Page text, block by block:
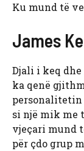
Ku mund të
James
Djali i keq dhe
ka qenë
personalitetin
si një mik me
vjeçari mund
për çdo grup